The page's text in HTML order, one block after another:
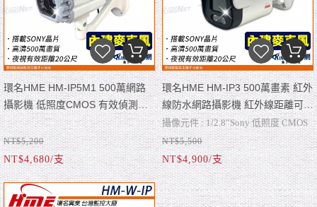
環名HME HM-IP5M1 500萬網路
攝影機 低照度CMOS 有效偵測距
離20M F1.6固定鏡頭 帝網
KingNet
NT$5,200
NT$4,680/支
環名HME HM-IP3 500萬畫素 紅外
線防水網路攝影機 紅外線距離可達
20米 帝網 KingNet
攝像元件 : 1/2.8”Sony 低照度 CMOS
有效像素 : 5 百萬
紅外線距離 : 可達 20 米;防水 : 有
NT$5,500
NT$4,900/支